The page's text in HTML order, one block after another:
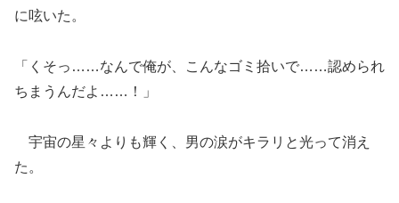
に呟いた。
「くそっ……なんで俺が、こんなゴミ拾いで……認められ
ちまうんだよ……！」
宇宙の星々よりも輝く、男の涙がキラリと光って消え
た。